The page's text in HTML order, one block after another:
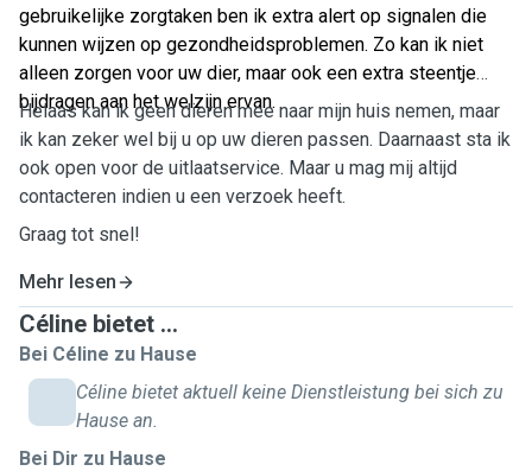
gebruikelijke zorgtaken ben ik extra alert op signalen die
kunnen wijzen op gezondheidsproblemen. Zo kan ik niet
alleen zorgen voor uw dier, maar ook een extra steentje
bijdragen aan het welzijn ervan.
Helaas kan ik geen dieren mee naar mijn huis nemen, maar
ik kan zeker wel bij u op uw dieren passen. Daarnaast sta ik
ook open voor de uitlaatservice. Maar u mag mij altijd
contacteren indien u een verzoek heeft.
Graag tot snel!
Mehr lesen
Céline bietet ...
Bei Céline zu Hause
Céline bietet aktuell keine Dienstleistung bei sich zu
Hause an.
Bei Dir zu Hause